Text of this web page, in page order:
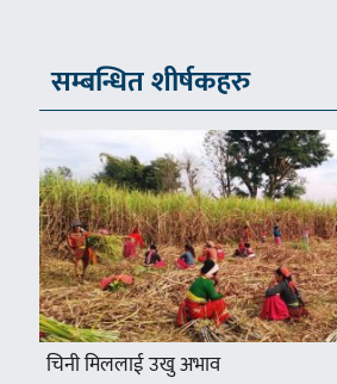
सम्बन्धित शीर्षकहरु
चिनी मिललाई उखु अभाव